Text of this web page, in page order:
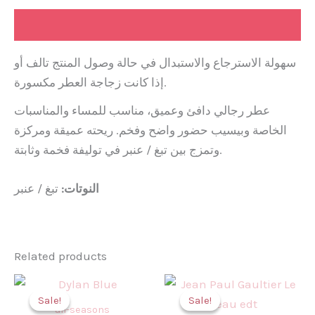
سهولة الاسترجاع والاستبدال في حالة وصول المنتج تالف أو
إذا كانت زجاجة العطر مكسورة.
عطر رجالي دافئ وعميق، مناسب للمساء والمناسبات
الخاصة وبيسيب حضور واضح وفخم. ريحته عميقة ومركزة
وتمزج بين تبغ / عنبر في توليفة فخمة وثابتة.
النوتات: تبغ / عنبر
Related products
Sale!
Sale!
all-seasons
Original
was:
Current
Sale!
Sale!
Original
was: